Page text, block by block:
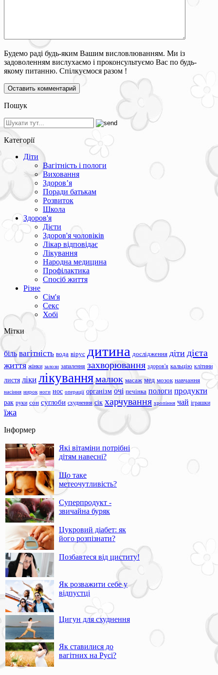
Будемо раді будь-яким Вашим висловлюванням. Ми із
задоволенням вислухаємо і проконсультуємо Вас по будь-
якому питанню. Спілкуємося разом !
Пошук
Категорії
Діти
Вагітність і пологи
Виховання
Здоров’я
Поради батькам
Розвиток
Школа
Здоров'я
Дієти
Здоров'я чоловіків
Лікар відповідає
Лікування
Народна медицина
Профілактика
Спосіб життя
Різне
Сім'я
Секс
Хобі
Мітки
біль вагітність вода вірус дитина дослідження діти дієта
життя жінки залози запалення захворювання здоров'я кальцію клітини
листя ліки лікуваннямалюк масаж мед мозок навчання
насіння нирок ноги нос операції організм очі печінка пологи продукти
рак руки сон суглоби схуднення сік харчування хропіння чай іграшки
їжа
Інформер
Які вітаміни потрібні
дітям навесні?
Що таке
метеочутливість?
Суперпродукт -
звичайна буряк
Цукровий діабет: як
його розпізнати?
Позбавтеся від циститу!
Як розважити себе у
відпустці
Цигун для схуднення
Як ставилися до
вагітних на Русі?